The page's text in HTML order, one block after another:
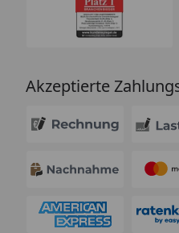
Akzeptierte